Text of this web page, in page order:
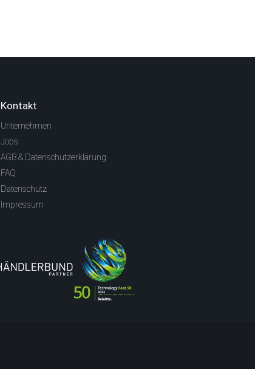
Kontakt
Unternehmen
Jobs
AGB & Datenschutzerklärung
FAQ
Datenschutz
Impressum